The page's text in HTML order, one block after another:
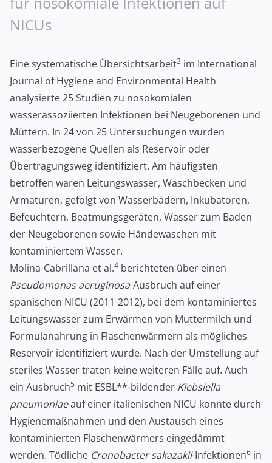
NICUs
Eine systematische Übersichtsarbeit3 im International
Journal of Hygiene and Environmental Health
analysierte 25 Studien zu nosokomialen
wasserassoziierten Infektionen bei Neugeborenen und
Müttern. In 24 von 25 Untersuchungen wurden
wasserbezogene Quellen als Reservoir oder
Übertragungsweg identifiziert. Am häufigsten
betroffen waren Leitungswasser, Waschbecken und
Armaturen, gefolgt von Wasserbädern, Inkubatoren,
Befeuchtern, Beatmungsgeräten, Wasser zum Baden
der Neugeborenen sowie Händewaschen mit
kontaminiertem Wasser.
Molina-Cabrillana et al.4 berichteten über einen
Pseudomonas aeruginosa-Ausbruch auf einer
spanischen NICU (2011-2012), bei dem kontaminiertes
Leitungswasser zum Erwärmen von Muttermilch und
Formulanahrung in Flaschenwärmern als mögliches
Reservoir identifiziert wurde. Nach der Umstellung auf
steriles Wasser traten keine weiteren Fälle auf. Auch
ein Ausbruch5 mit ESBL**-bildender Klebsiella
pneumoniaeauf einer italienischen NICU konnte durch
Hygienemaßnahmen und den Austausch eines
kontaminierten Flaschenwärmers eingedämmt
werden. Tödliche Cronobacter sakazakii-Infektionen6 in